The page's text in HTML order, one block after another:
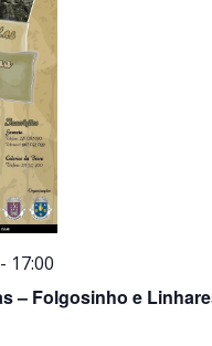
– Folgosinho e
- 17:00